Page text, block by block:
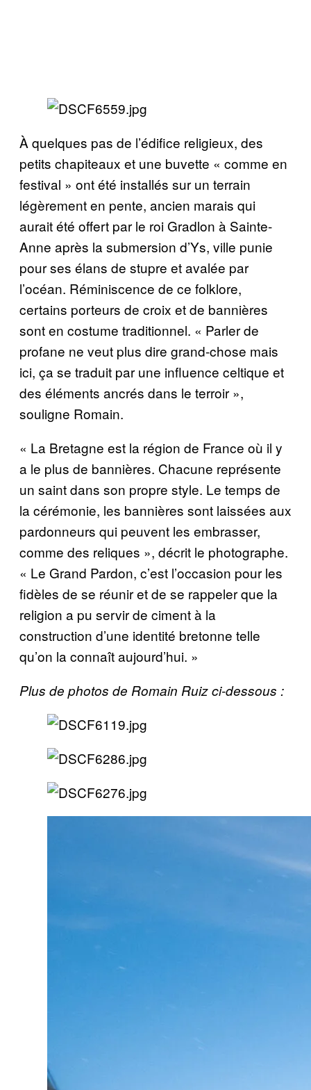
À quelques pas de l’édifice religieux, des
petits chapiteaux et une buvette « comme en
festival » ont été installés sur un terrain
légèrement en pente, ancien marais qui
aurait été offert par le roi Gradlon à Sainte-
Anne après la submersion d’Ys, ville punie
pour ses élans de stupre et avalée par
l’océan. Réminiscence de ce folklore,
certains porteurs de croix et de bannières
sont en costume traditionnel. « Parler de
profane ne veut plus dire grand-chose mais
ici, ça se traduit par une influence celtique et
des éléments ancrés dans le terroir »,
souligne Romain.
« La Bretagne est la région de France où il y
a le plus de bannières. Chacune représente
un saint dans son propre style. Le temps de
la cérémonie, les bannières sont laissées aux
pardonneurs qui peuvent les embrasser,
comme des reliques », décrit le photographe.
« Le Grand Pardon, c’est l’occasion pour les
fidèles de se réunir et de se rappeler que la
religion a pu servir de ciment à la
construction d’une identité bretonne telle
qu’on la connaît aujourd’hui. »
Plus de photos de Romain Ruiz ci-dessous :